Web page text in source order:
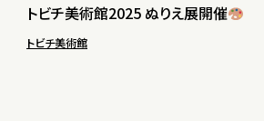
トビチ美術館2025 ぬりえ展開催
トビチ美術館